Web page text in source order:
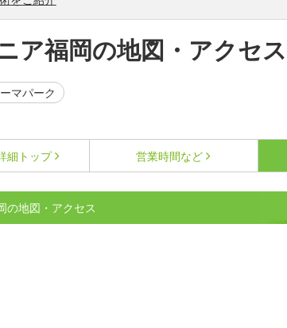
ア福岡の地図・アクセス
マパーク
細 トップ 営業時間など
の地図・アクセス